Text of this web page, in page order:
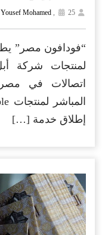
Yousef Mohamed , 25 يناير, 2023,
“فودافون مصر”
لمنتجات شركة
اتصالات في مصر
إطلاق خدمة […]